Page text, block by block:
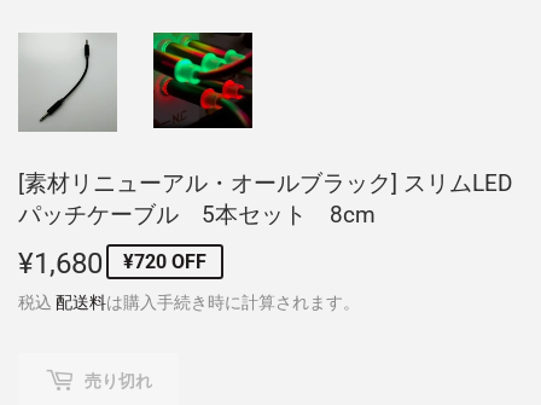
[素材リニューアル・オールブラック] スリムLED
パッチケーブル 5本セット 8cm
¥1,680 ¥1,680
¥720 OFF
税込 配送料は購入手続き時に計算されます。
売り切れ